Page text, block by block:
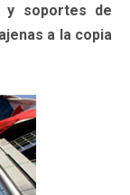
y soportes de
a la copia